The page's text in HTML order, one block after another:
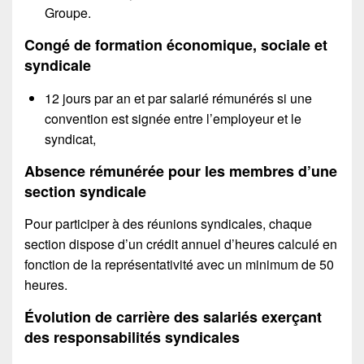
Groupe.
Congé de formation économique, sociale et
syndicale
12 jours par an et par salarié rémunérés si une
convention est signée entre l’employeur et le
syndicat,
Absence rémunérée pour les membres d’une
section syndicale
Pour participer à des réunions syndicales, chaque
section dispose d’un crédit annuel d’heures calculé en
fonction de la représentativité avec un minimum de 50
heures.
Évolution de carrière des salariés exerçant
des responsabilités syndicales